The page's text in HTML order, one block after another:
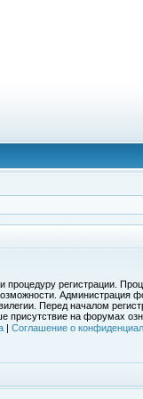
регистрации.
Администрация
Перед началом
на форумах
| Соглашение о